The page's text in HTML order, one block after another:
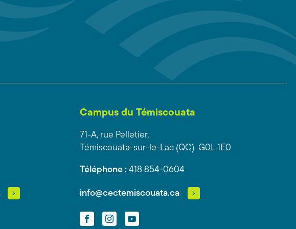
Campus du Témiscouata
71-A, rue Pelletier,
Témiscouata-sur-le-Lac (QC) G0L 1E0
Téléphone : 418 854-0604
info@cectemiscouata.ca
FacebookInstagramYouTube